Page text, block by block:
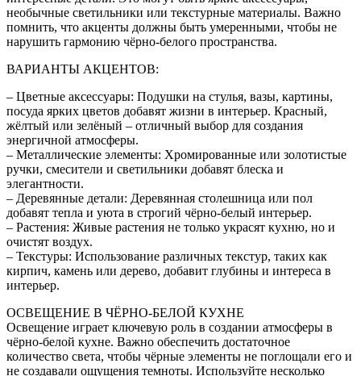
необычные светильники или текстурные материалы. Важно
помнить, что акценты должны быть умеренными, чтобы не
нарушить гармонию чёрно-белого пространства.
ВАРИАНТЫ АКЦЕНТОВ:
– Цветные аксессуары: Подушки на стулья, вазы, картины,
посуда ярких цветов добавят жизни в интерьер. Красный,
жёлтый или зелёный – отличный выбор для создания
энергичной атмосферы.
– Металлические элементы: Хромированные или золотистые
ручки, смесители и светильники добавят блеска и
элегантности.
– Деревянные детали: Деревянная столешница или пол
добавят тепла и уюта в строгий чёрно-белый интерьер.
– Растения: Живые растения не только украсят кухню, но и
очистят воздух.
– Текстуры: Использование различных текстур, таких как
кирпич, камень или дерево, добавит глубины и интереса в
интерьер.
ОСВЕЩЕНИЕ В ЧЁРНО-БЕЛОЙ КУХНЕ
Освещение играет ключевую роль в создании атмосферы в
чёрно-белой кухне. Важно обеспечить достаточное
количество света, чтобы чёрные элементы не поглощали его и
не создавали ощущения темноты. Используйте несколько